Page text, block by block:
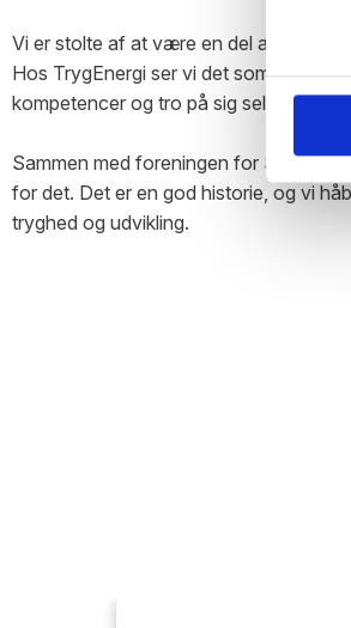
Vi er stolte af at være en del af dette
Hos TrygEnergi ser vi det som en
kompetencer og tro på sig selv.
Sammen med foreningen for Socialt
for det. Det er en god historie, og vi
tryghed og udvikling.